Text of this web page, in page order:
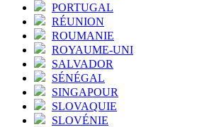
PORTUGAL
RÉUNION
ROUMANIE
ROYAUME-UNI
SALVADOR
SÉNÉGAL
SINGAPOUR
SLOVAQUIE
SLOVÉNIE